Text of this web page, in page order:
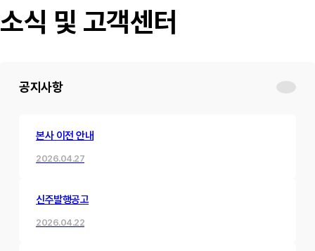
소식 및 고객센터
공지사항
본사 이전 안내
2026.04.27
신주발행공고
2026.04.22